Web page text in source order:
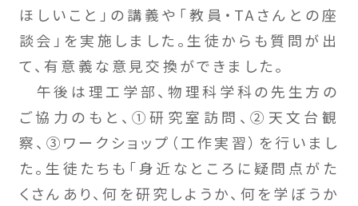
ほしいこと」の講義や「教員・TAさんとの座
談会」を実施しました。生徒からも質問が出
て、有意義な意見交換ができました。
午後は理工学部、物理科学科の先生方の
ご協力のもと、①研究室訪問、②天文台観
察、③ワークショップ（工作実習）を行いまし
た。生徒たちも「身近なところに疑問点がた
くさんあり、何を研究しようか、何を学ぼうか